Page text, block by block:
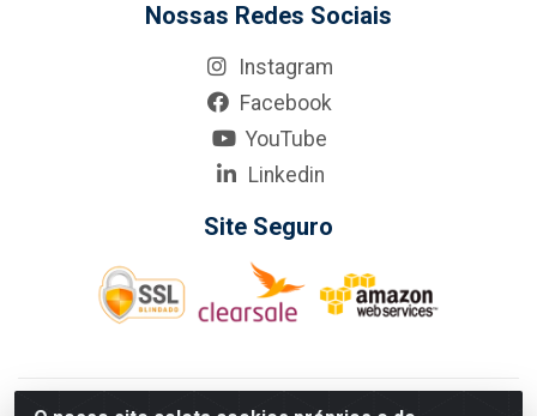
Nossas Redes Sociais
Instagram
Facebook
YouTube
Linkedin
Site Seguro